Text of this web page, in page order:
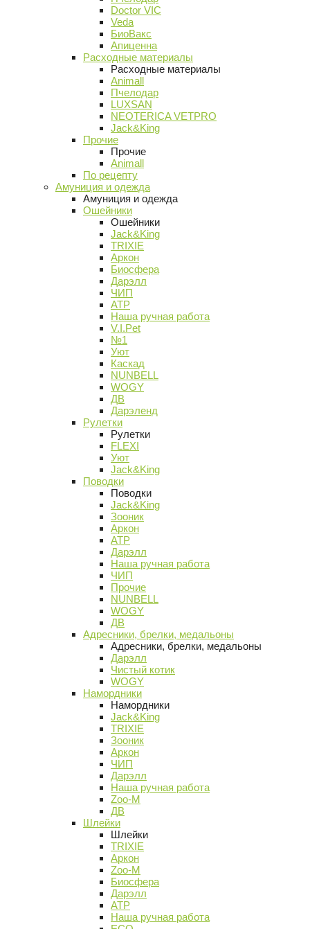
Doctor VIC
Veda
БиоВакс
Апиценна
Расходные материалы
Расходные материалы
Animall
Пчелодар
LUXSAN
NEOTERICA VETPRO
Jack&King
Прочие
Прочие
Animall
По рецепту
Амуниция и одежда
Амуниция и одежда
Ошейники
Ошейники
Jack&King
TRIXIE
Аркон
Биосфера
Дарэлл
ЧИП
АТР
Наша ручная работа
V.I.Pet
№1
Уют
Каскад
NUNBELL
WOGY
ДВ
Дарэленд
Рулетки
Рулетки
FLEXI
Уют
Jack&King
Поводки
Поводки
Jack&King
Зооник
Аркон
АТР
Дарэлл
Наша ручная работа
ЧИП
Прочие
NUNBELL
WOGY
ДВ
Адресники, брелки, медальоны
Адресники, брелки, медальоны
Дарэлл
Чистый котик
WOGY
Намордники
Намордники
Jack&King
TRIXIE
Зооник
Аркон
ЧИП
Дарэлл
Наша ручная работа
Zoo-M
ДВ
Шлейки
Шлейки
TRIXIE
Аркон
Zoo-M
Биосфера
Дарэлл
АТР
Наша ручная работа